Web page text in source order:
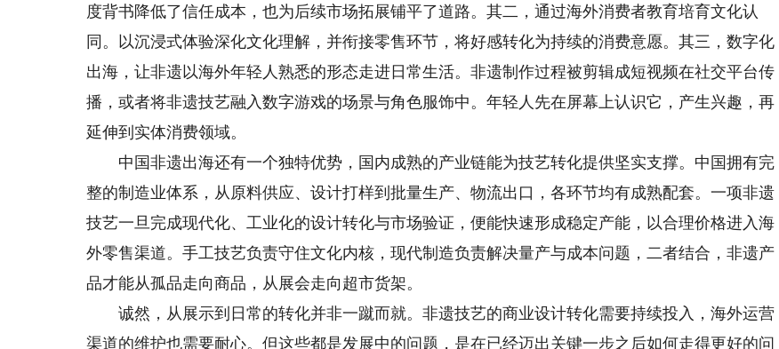
度背书降低了信任成本，也为后续市场拓展铺平了道路。其二，通过海外消费者教育培育文化认
同。以沉浸式体验深化文化理解，并衔接零售环节，将好感转化为持续的消费意愿。其三，数字化
出海，让非遗以海外年轻人熟悉的形态走进日常生活。非遗制作过程被剪辑成短视频在社交平台传
播，或者将非遗技艺融入数字游戏的场景与角色服饰中。年轻人先在屏幕上认识它，产生兴趣，再
延伸到实体消费领域。
中国非遗出海还有一个独特优势，国内成熟的产业链能为技艺转化提供坚实支撑。中国拥有完
整的制造业体系，从原料供应、设计打样到批量生产、物流出口，各环节均有成熟配套。一项非遗
技艺一旦完成现代化、工业化的设计转化与市场验证，便能快速形成稳定产能，以合理价格进入海
外零售渠道。手工技艺负责守住文化内核，现代制造负责解决量产与成本问题，二者结合，非遗产
品才能从孤品走向商品，从展会走向超市货架。
诚然，从展示到日常的转化并非一蹴而就。非遗技艺的商业设计转化需要持续投入，海外运营
渠道的维护也需要耐心。但这些都是发展中的问题，是在已经迈出关键一步之后如何走得更好的问